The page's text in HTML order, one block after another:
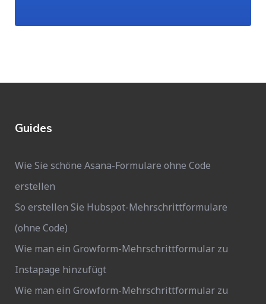
Guides
Wie Sie schöne Asana-Formulare ohne Code
erstellen
So erstellen Sie Hubspot-Mehrschrittformulare
(ohne Code)
Wie man ein Growform-Mehrschrittformular zu
Instapage hinzufügt
Wie man ein Growform-Mehrschrittformular zu